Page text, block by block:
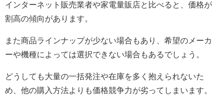
インターネット販売業者や家電量販店と比べると、価格が
割高の傾向があります。
また商品ラインナップが少ない場合もあり、希望のメーカ
ーや機種によっては選択できない場合もあるでしょう。
どうしても大量の一括発注や在庫を多く抱えられないた
め、他の購入方法よりも価格競争力が劣ってしまいます。